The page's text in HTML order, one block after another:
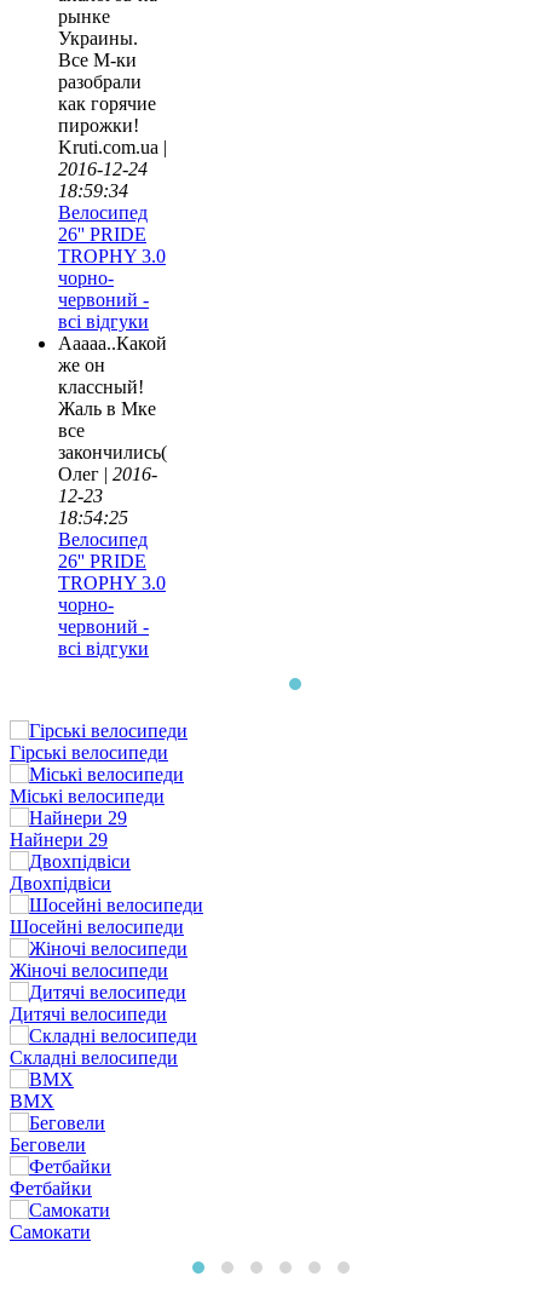
рынке
Украины.
Все М-ки
разобрали
как горячие
пирожки!
Kruti.com.ua |
2016-12-24
18:59:34
Велосипед
26'' PRIDE
TROPHY 3.0
чорно-
червоний -
всі відгуки
Ааааа..Какой
же он
классный!
Жаль в Мке
все
закончились(
Олег | 2016-
12-23
18:54:25
Велосипед
26'' PRIDE
TROPHY 3.0
чорно-
червоний -
всі відгуки
Гірські велосипеди
Міські велосипеди
Найнери 29
Двохпідвіси
Шосейні велосипеди
Жіночі велосипеди
Дитячі велосипеди
Складні велосипеди
BMX
Беговели
Фетбайки
Самокати